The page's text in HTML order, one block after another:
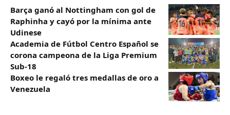
Barça ganó al Nottingham con gol de
Raphinha y cayó por la mínima ante
Udinese
Academia de Fútbol Centro Español se
corona campeona de la Liga Premium
Sub-18
Boxeo le regaló tres medallas de oro a
Venezuela